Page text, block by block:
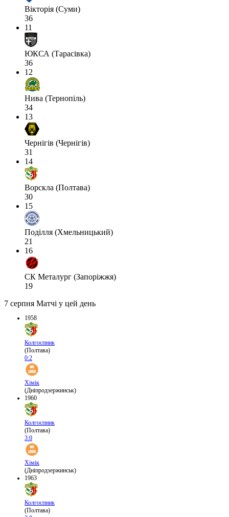
Вікторія (Суми)
36
11
ЮКСА (Тарасівка)
36
12
Нива (Тернопіль)
34
13
Чернігів (Чернігів)
31
14
Ворскла (Полтава)
30
15
Поділля (Хмельницький)
21
16
СК Металург (Запоріжжя)
19
7 серпня Матчі у цей день
1958
Колгоспник
(Полтава)
0:2
Хімік
(Дніпродзержинськ)
1960
Колгоспник
(Полтава)
3:0
Хімік
(Дніпродзержинськ)
1963
Колгоспник
(Полтава)